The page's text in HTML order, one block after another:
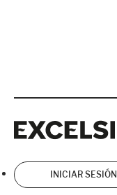
INICIAR SESIÓN